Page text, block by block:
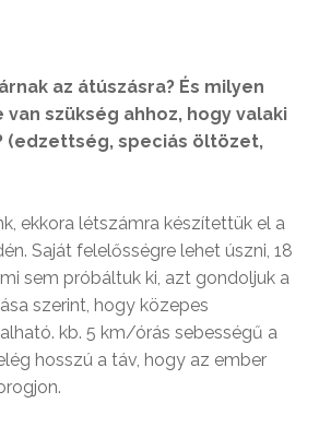
az átúszásra? És milyen
szükség ahhoz, hogy valaki
(edzettség, speciás öltözet,
ekkora létszámra készítettük el a
Saját felelősségre lehet úszni, 18
sem próbáltuk ki, azt gondoljuk a
szerint, hogy közepes
kb. 5 km/órás sebességű a
hosszú a táv, hogy az ember